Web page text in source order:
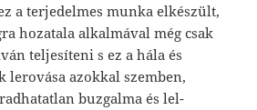
a terjedelmes munka elkészült,
hozatala alkalmával még csak
teljesíteni s ez a hála és
le­rovása azokkal szemben,
buzgalma és lel­